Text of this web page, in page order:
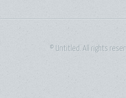
© Untitled. All rights